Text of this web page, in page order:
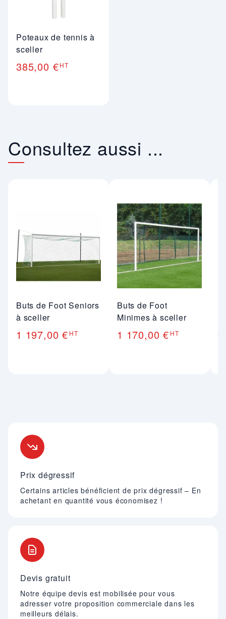
Poteaux de tennis à
sceller
385,00 €HT
Consultez aussi ...
Buts de Foot Seniors
à sceller
1 197,00 € HT
Buts de Foot
Minimes à sceller
1 170,00 € HT
Prix dégressif
Certains articles bénéficient de prix dégressif – En
achetant en quantité vous économisez !
Devis gratuit
Notre équipe devis est mobilisée pour vous
adresser votre proposition commerciale dans les
meilleurs délais.